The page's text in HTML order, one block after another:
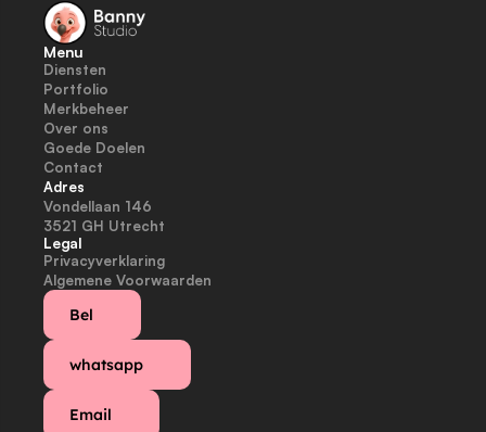
Menu
Diensten
Portfolio
Merkbeheer
Over ons
Goede Doelen
Contact
Adres
Vondellaan 146
3521 GH Utrecht
Legal
Privacyverklaring
Algemene Voorwaarden
Bel
whatsapp
Email